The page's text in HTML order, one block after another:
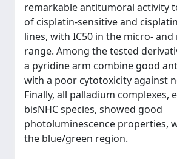
remarkable antitumoral activity
of cisplatin-sensitive and
lines, with IC50 in the micro-
range. Among the tested
a pyridine arm combine good
with a poor cytotoxicity against
Finally, all palladium complexes,
bisNHC species, showed good
photoluminescence properties,
the blue/green region.